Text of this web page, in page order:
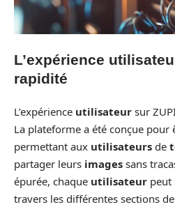
L’expérience
rapidité
L’expérience utilisateur sur
La plateforme a été conçue pour
permettant aux utilisateurs de
partager leurs images sans
épurée, chaque utilisateur peut
travers les différentes sections